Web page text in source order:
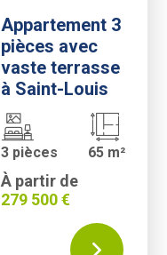
Appartement 3
pièces avec
vaste terrasse
à Saint-Louis
3 pièces 65 m²
À partir de
279 500 €